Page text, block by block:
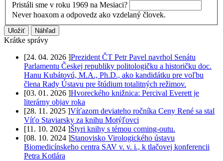
Pristáli sme v roku 1969 na Mesiaci?
Never hoaxom a odpovedz ako vzdelaný človek.
Krátke správy
[24. 04. 2026 ]Prezident ČT Petr Pavel navrhol Senátu
Parlamentu Českej republiky politologičku a historičku doc.
Hanu Kubátovú, M.A., Ph.D., ako kandidátku pre voľbu
člena Rady Ústavu pre štúdium totalitných režimov.
[03. 01. 2026 ]Hvoreckého knižnica: Percival Everett je
literárny objav roka
[28. 11. 2025 ]Víťazom deviateho ročníka Ceny René sa stal
Víťo Staviarsky za knihu Motýľovci
[11. 10. 2024 ]Štyri knihy s témou coming-outu.
[08. 10. 2024 ]Stanovisko Virologického ústavu
Biomedicínskeho centra SAV v. v. i., k tlačovej konferencii
Petra Kotlára